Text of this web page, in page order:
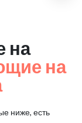
на
на
ниже, есть